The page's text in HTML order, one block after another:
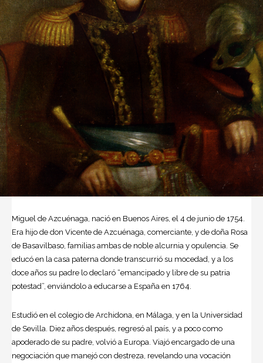
Miguel de Azcuénaga , nació en Buenos Aires, el 4 de junio de 1754.
Era hijo de don Vicente de Azcuénaga, comerciante, y de doña Rosa
de Basavilbaso, familias ambas de noble alcurnia y opulencia. Se
educó en la casa paterna donde transcurrió su mocedad, y a los
doce años su padre lo declaró “emancipado y libre de su patria
potestad”, enviándolo a educarse a España en 1764.
Estudió en el colegio de Archidona, en Málaga, y en la Universidad
de Sevilla. Diez años después, regresó al país, y a poco como
apoderado de su padre, volvió a Europa. Viajó encargado de una
negociación que manejó con destreza, revelando una vocación